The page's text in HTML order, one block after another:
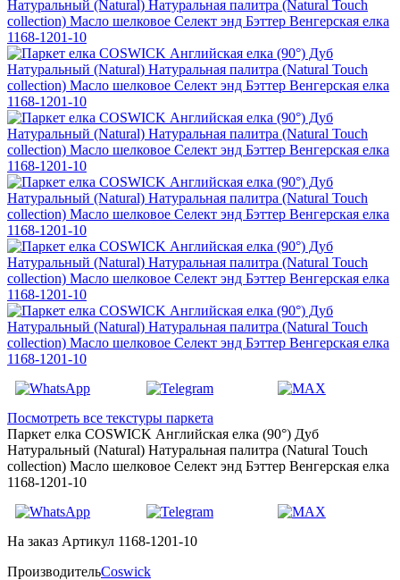
Посмотреть все текстуры паркета
Паркет елка COSWICK Английская елка (90°) Дуб
Натуральный (Natural) Натуральная палитра (Natural Touch
collection) Масло шелковое Селект энд Бэттер Венгерская елка
1168-1201-10
На заказ Артикул 1168-1201-10
ПроизводительCoswick